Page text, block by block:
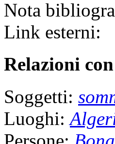
Nota
Link esterni:
Relazioni
Soggetti:
Luoghi: